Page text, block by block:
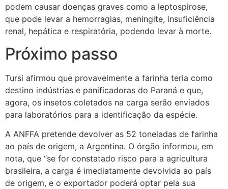
podem causar doenças graves como a leptospirose,
que pode levar a hemorragias, meningite, insuficiência
renal, hepática e respiratória, podendo levar à morte.
Próximo passo
Tursi afirmou que provavelmente a farinha teria como
destino indústrias e panificadoras do Paraná e que,
agora, os insetos coletados na carga serão enviados
para laboratórios para a identificação da espécie.
A ANFFA pretende devolver as 52 toneladas de farinha
ao país de origem, a Argentina. O órgão informou, em
nota, que “se for constatado risco para a agricultura
brasileira, a carga é imediatamente devolvida ao país
de origem, e o exportador poderá optar pela sua